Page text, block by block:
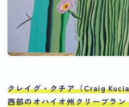
クレイグ・クチア（Craig
西部のオハイオ州クリーブラ